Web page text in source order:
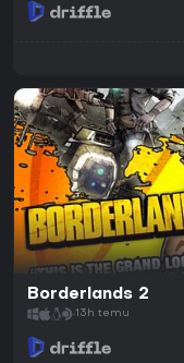
Borderlands 2
13h temu